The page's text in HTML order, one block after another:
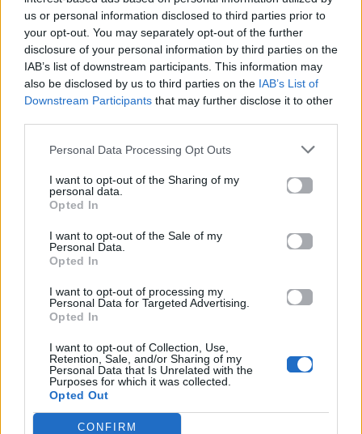
us or personal information disclosed to third parties prior to
your opt-out. You may separately opt-out of the further
disclosure of your personal information by third parties on the
IAB’s list of downstream participants. This information may
also be disclosed by us to third parties on the IAB’s List of
Downstream Participants that may further disclose it to other
Personal Data Processing Opt Outs
I want to opt-out of the Sharing of my
personal data.
Opted In
I want to opt-out of the Sale of my
Personal Data.
Opted In
I want to opt-out of processing my
Personal Data for Targeted Advertising.
Opted In
I want to opt-out of Collection, Use,
Retention, Sale, and/or Sharing of my
Personal Data that Is Unrelated with the
Purposes for which it was collected.
Opted Out
CONFIRM
όσα γνωρίζουμε για τον διάδοχό του!
Zendaya: Επαναπροσδιορίζει το method
dressing με vintage Giorgio Armani
Για σχόλια, μηνύματα ή φωτογραφικό υλικό
σχετικά με το
Facebook , επικοινωνήστε μέσω
ακολουθήστε μας στοInstagram.
Fashion Mad VMA MAD VMA 2026
από την ΔΕΗ
Mad.gr στο Google